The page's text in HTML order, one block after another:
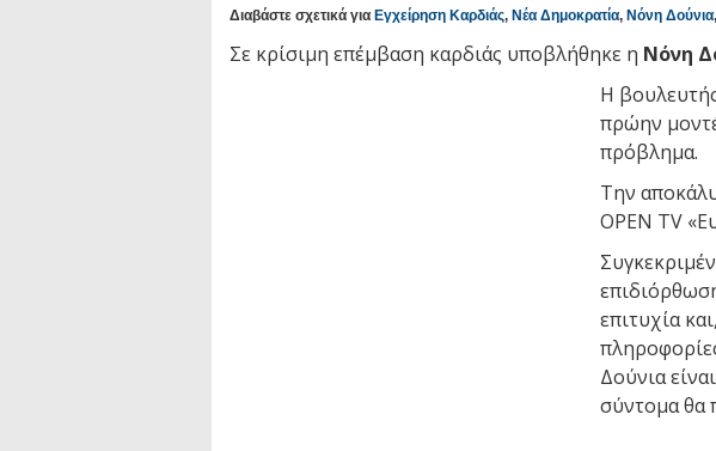
Διαβάστε σχετικά για Εγχείρηση Καρδιάς, Νέα Δημοκρατία, Νόνη Δούνια,
Σε κρίσιμη επέμβαση καρδιάς υποβλήθηκε η Νόνη
Η
πρώην
πρόβλημα.
Την
ΟPEN TV
επιτυχία
Δούνια
σύντομα θα